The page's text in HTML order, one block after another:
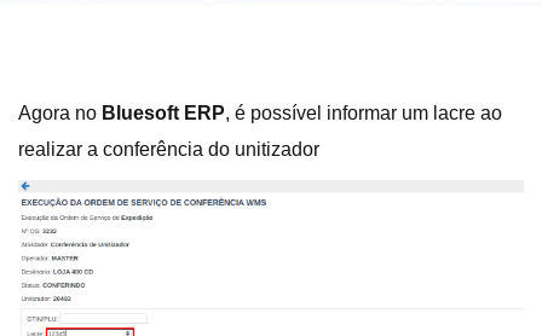
Agora no Bluesoft ERP, é possível informar um lacre ao
realizar a conferência do unitizador